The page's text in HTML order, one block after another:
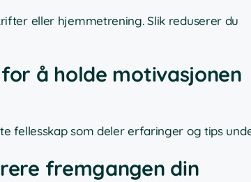
eller hjemmetrening. Slik reduserer du
å holde motivasjonen
fellesskap som deler erfaringer og tips
fremgangen din